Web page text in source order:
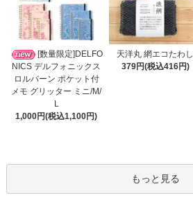
[数量限定]DELFO
NICS デルフォニックス
ロルバーン ポケット付
メモ グリッター ミニ/M/
L
1,000円(税込1,100円)
天洋丸 網エコたわし
379円(税込416円)
もっと見る